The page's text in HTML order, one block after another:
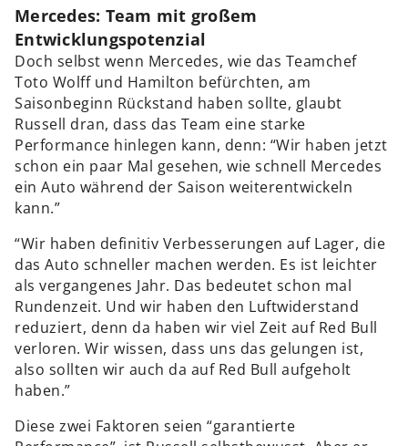
Mercedes: Team mit großem
Entwicklungspotenzial
Doch selbst wenn Mercedes, wie das Teamchef
Toto Wolff und Hamilton befürchten, am
Saisonbeginn Rückstand haben sollte, glaubt
Russell dran, dass das Team eine starke
Performance hinlegen kann, denn: “Wir haben jetzt
schon ein paar Mal gesehen, wie schnell Mercedes
ein Auto während der Saison weiterentwickeln
kann.”
“Wir haben definitiv Verbesserungen auf Lager, die
das Auto schneller machen werden. Es ist leichter
als vergangenes Jahr. Das bedeutet schon mal
Rundenzeit. Und wir haben den Luftwiderstand
reduziert, denn da haben wir viel Zeit auf Red Bull
verloren. Wir wissen, dass uns das gelungen ist,
also sollten wir auch da auf Red Bull aufgeholt
haben.”
Diese zwei Faktoren seien “garantierte